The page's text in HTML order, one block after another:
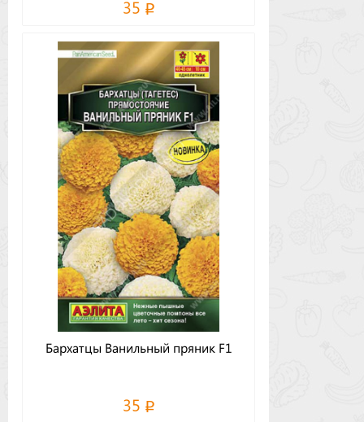
35
Бархатцы Ванильный пряник F1
35